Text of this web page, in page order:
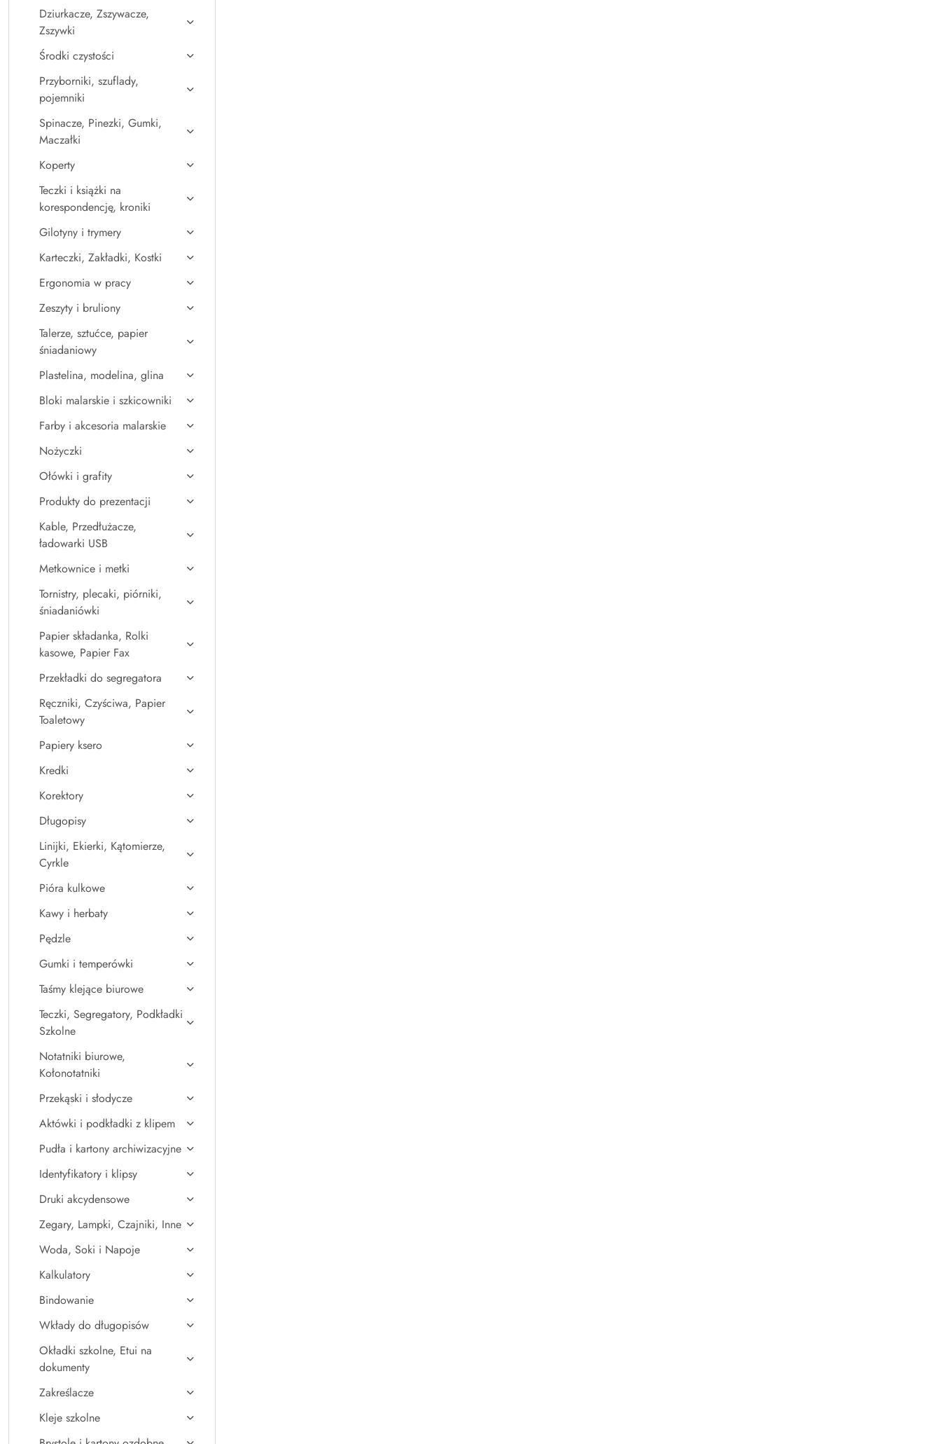
Dziurkacze, Zszywacze,
Zszywki
Środki czystości
Przyborniki, szuflady,
pojemniki
Spinacze, Pinezki, Gumki,
Maczałki
Koperty
Teczki i książki na
korespondencję, kroniki
Gilotyny i trymery
Karteczki, Zakładki, Kostki
Ergonomia w pracy
Zeszyty i bruliony
Talerze, sztućce, papier
śniadaniowy
Plastelina, modelina, glina
Bloki malarskie i szkicowniki
Farby i akcesoria malarskie
Nożyczki
Ołówki i grafity
Produkty do prezentacji
Kable, Przedłużacze,
ładowarki USB
Metkownice i metki
Tornistry, plecaki, piórniki,
śniadaniówki
Papier składanka, Rolki
kasowe, Papier Fax
Przekładki do segregatora
Ręczniki, Czyściwa, Papier
Toaletowy
Papiery ksero
Kredki
Korektory
Długopisy
Linijki, Ekierki, Kątomierze,
Cyrkle
Pióra kulkowe
Kawy i herbaty
Pędzle
Gumki i temperówki
Taśmy klejące biurowe
Teczki, Segregatory, Podkładki
Szkolne
Notatniki biurowe,
Kołonotatniki
Przekąski i słodycze
Aktówki i podkładki z klipem
Pudła i kartony archiwizacyjne
Identyfikatory i klipsy
Druki akcydensowe
Zegary, Lampki, Czajniki, Inne
Woda, Soki i Napoje
Kalkulatory
Bindowanie
Wkłady do długopisów
Okładki szkolne, Etui na
dokumenty
Zakreślacze
Kleje szkolne